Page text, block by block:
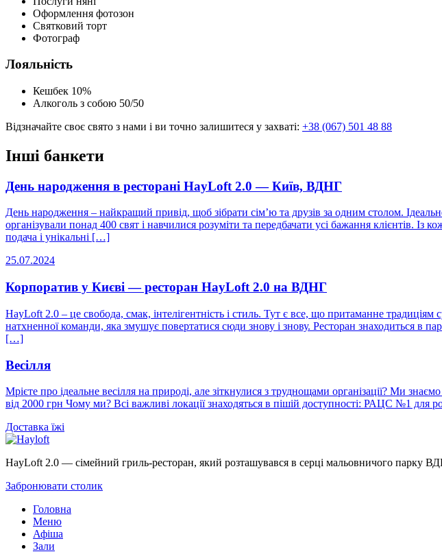
Оформлення фотозон
Святковий торт
Фотограф
Лояльність
Кешбек 10%
Алкоголь з собою 50/50
Відзначайте своє свято з нами і ви точно залишитеся у захваті: +38 (067) 501 48 88
Інші банкети
День народження в ресторані HayLoft 2.0 — Київ, ВДНГ
День народження – найкращий привід, щоб зібрати сім’ю та друзів за одним столом.
організували понад 400 свят і навчилися розуміти та передбачати усі бажання клієнтів.
подача і унікальні […]
25.07.2024
Корпоратив у Києві — ресторан HayLoft 2.0 на ВДНГ
HayLoft 2.0 – це свобода, смак, інтелігентність і стиль. Тут є все, що притаманне традиціям
натхненної команди, яка змушує повертатися сюди знову і знову. Ресторан знаходиться в
[…]
Весілля
Мрієте про ідеальне весілля на природі, але зіткнулися з труднощами організації? Ми
від 2000 грн Чому ми? Всі важливі локації знаходяться в пішій доступності: РАЦС №1 для
Доставка їжі
HayLoft 2.0 — сімейний гриль-ресторан, який розташувався в серці мальовничого парку
Забронювати столик
Головна
Меню
Афіша
Зали